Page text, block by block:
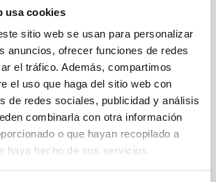
usa cookies
sitio web se usan para personalizar
anuncios, ofrecer funciones de redes
el tráfico. Además, compartimos
el uso que haga del sitio web con
de redes sociales, publicidad y análisis
combinarla con otra información
o que hayan recopilado a
haya hecho de sus servicios.